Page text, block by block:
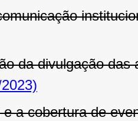
da divulgação das
a cobertura de